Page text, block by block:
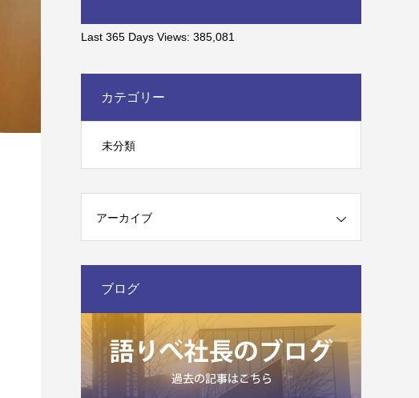
Last 365 Days Views: 385,081
カテゴリー
未分類
アーカイブ
ブログ